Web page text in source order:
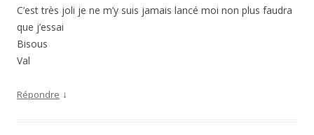
C’est très joli je ne m’y suis jamais lancé moi non plus faudra
que j’essai
Bisous
Val
Répondre ↓